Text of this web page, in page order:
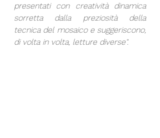
presentati con creatività dinamica
sorretta dalla preziosità della
tecnica del mosaico e suggeriscono,
di volta in volta, letture diverse".